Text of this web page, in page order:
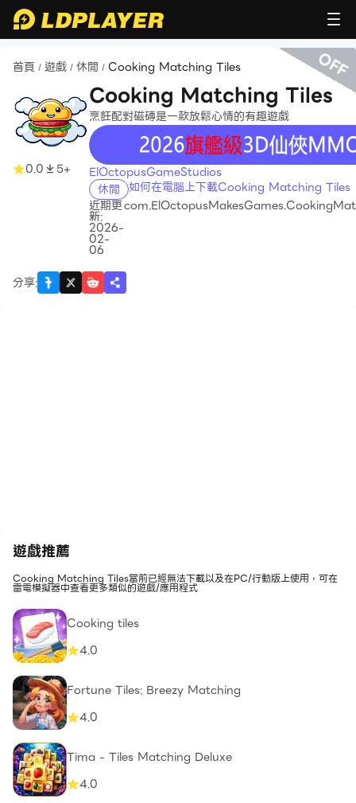
首頁 / 遊戲 / 休閒 / Cooking Matching Tiles
0.0 5+
Cooking Matching Tiles
烹飪配對磁磚是一款放鬆心情的有趣遊戲
recommend
ElOctopusGameStudios
休閒 如何在電腦上下載Cooking Matching Tiles
近期更
新:
2026-
02-
06
分享:
OFF
遊戲推薦
Cooking Matching Tiles當前已經無法下載以及在PC/行動版上使用，可在
雷電模擬器中查看更多類似的遊戲/應用程式
Cooking tiles
4.0
Fortune Tiles: Breezy Matching
4.0
Tima - Tiles Matching Deluxe
4.0